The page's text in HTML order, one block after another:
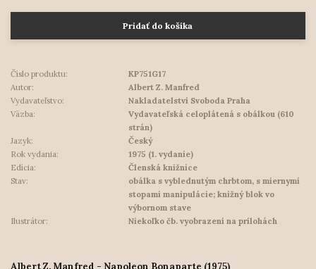
Pridať do košíka
Číslo produktu:
KP751G17
Autor:
Albert Z. Manfred
Vydavateľstvo:
Nakladatelství Svoboda Praha
Väzba:
Vydavateľská celoplátená s obálkou (610
strán)
Jazyk:
Český
Rok vydania:
1975 (1. vydanie)
Edícia:
Členská knižnice
Stav:
obálka s vyblednutým chrbtom, s miernymi
stopami manipulácie; knižný blok vo
výbornom stave
Ilustrátor:
Niekoľko čb. vyobrazení na prílohách
Albert Z. Manfred - Napoleon Bonaparte (1975)